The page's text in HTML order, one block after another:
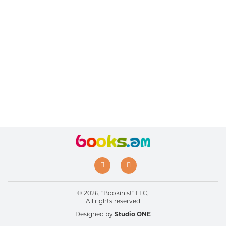
© 2026, "Bookinist" LLC,
All rights reserved
Designed by Studio ONE